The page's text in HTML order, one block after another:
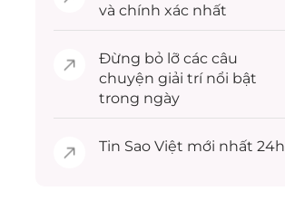
và chính xác nhất
Đừng bỏ lỡ các câu
chuyện giải trínổi bật
trong ngày
Tin Sao Việt mới nhất 24h